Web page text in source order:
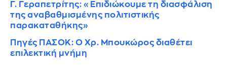
Γ. Γεραπετρίτης: «Επιδιώκουμε τη διασφάλιση
της αναβαθμισμένης πολιτιστικής
παρακαταθήκης»
Πηγές ΠΑΣΟΚ: Ο Χρ. Μπουκώρος διαθέτει
επιλεκτική μνήμη